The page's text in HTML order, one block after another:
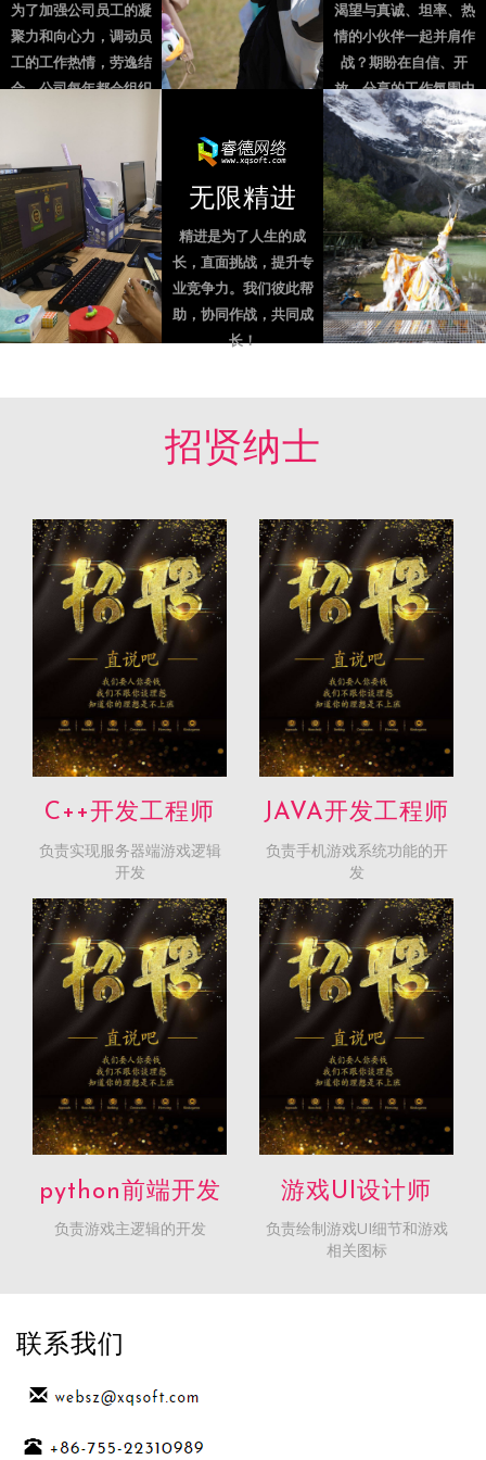
为了加强公司员工的凝
聚力和向心力，调动员
工的工作热情，劳逸结
合，公司每年都会组织
心情的同时，促进员工
的团队精神。
渴望与真诚、坦率、热
情的小伙伴一起并肩作
战？期盼在自信、开
放、分享的工作氛围中
快速成长？希望用坚
持、专注、极致的专业
精神证明自己的实力？
给梦想一个机会，加入
我们吧！
无限精进
精进是为了人生的成
长，直面挑战，提升专
业竞争力。我们彼此帮
助，协同作战，共同成
长！
招贤纳士
C++开发工程师
负责实现服务器端游戏逻辑
开发
能的开发;
2、开发并维护多语言海
外版本。
JAVA开发工程师
负责手机游戏系统功能的开
发
python前端开发
负责游戏主逻辑的开发
练运用PhotoShop绘制
游戏道具图标，技能图
2、了解游戏UI设计，适
游戏UI设计师
负责绘制游戏UI细节和游戏
相关图标
联系我们